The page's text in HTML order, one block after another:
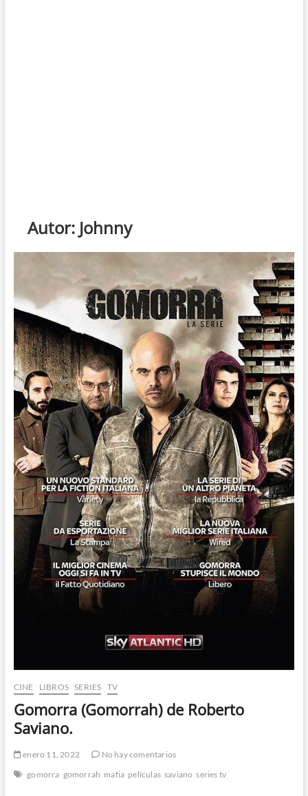
Autor: Johnny
CINE LIBROS SERIES TV
Gomorra (Gomorrah) de Roberto
Saviano.
enero 11, 2022
No hay comentarios
gomorra gomorrah mafia películas saviano series tv